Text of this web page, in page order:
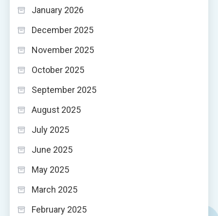
January 2026
December 2025
November 2025
October 2025
September 2025
August 2025
July 2025
June 2025
May 2025
March 2025
February 2025